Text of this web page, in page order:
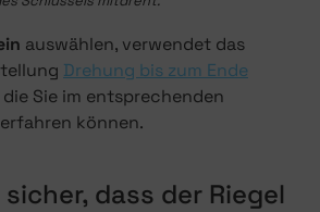
auswählen, verwendet das
Drehung bis zum Ende
die Sie im entsprechenden
können.
dass der Riegel